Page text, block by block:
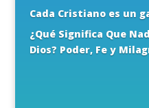
Cada Cristiano es un
¿Qué Significa Que
Dios? Poder, Fe y